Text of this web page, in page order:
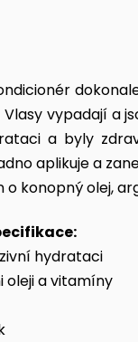
Vlasy vypadají a
a byly
aplikuje a
konopný olej,
hydrataci
oleji a vitamíny